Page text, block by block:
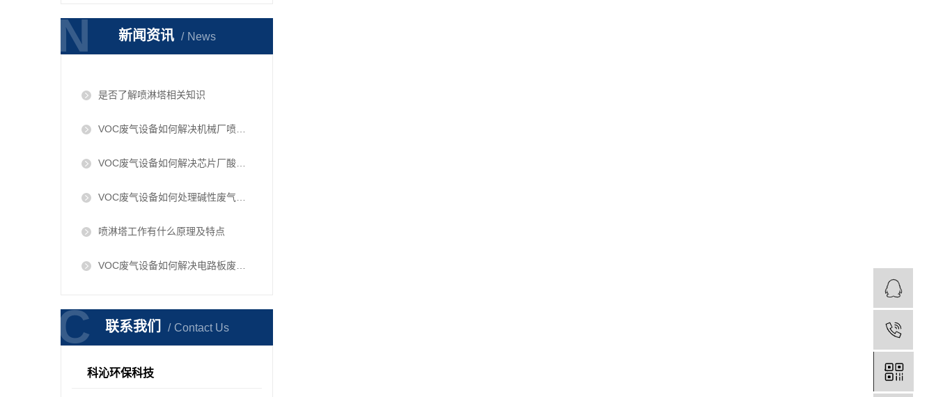
新闻资讯 News
N
N
是否了解喷淋塔相关知识
VOC废气设备如何解决机械厂喷漆废气问题
VOC废气设备如何解决芯片厂酸性废气问题
​VOC废气设备如何处理碱性废气问题
喷淋塔工作有什么原理及特点
VOC废气设备如何解决电路板废气问题
联系我们 Contact Us
C
C
科沁环保科技